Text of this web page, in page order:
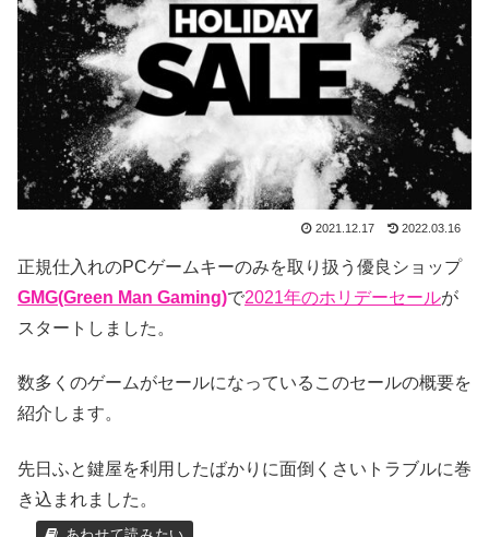
2021.12.17 2022.03.16
正規仕入れのPCゲームキーのみを取り扱う優良ショップ
GMG(Green Man Gaming)で2021年のホリデーセールが
スタートしました。
数多くのゲームがセールになっているこのセールの概要を
紹介します。
先日ふと鍵屋を利用したばかりに面倒くさいトラブルに巻
き込まれました。